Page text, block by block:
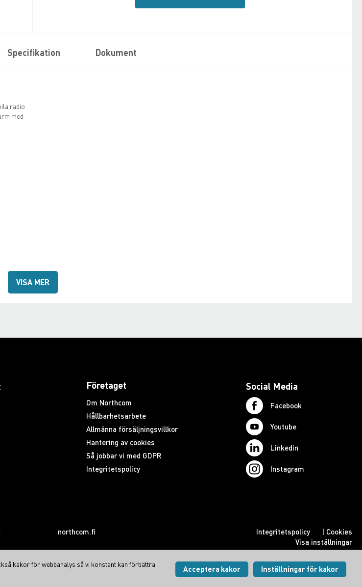
Specifikation Dokument
radio
med
VISA MER
Företaget
Om Northcom
Hållbarhetsarbete
Allmänna försäljningsvillkor
Hantering av cookies
Så jobbar vi med GDPR
Integritetspolicy
Social Media
Facebook
Youtube
Linkedin
Instagram
northcom.fi Integritetspolicy | Cookies
Visa inställningar
kakor för webbanalys så vi konstant kan förbättra
Acceptera kakor Inställningar för kakor